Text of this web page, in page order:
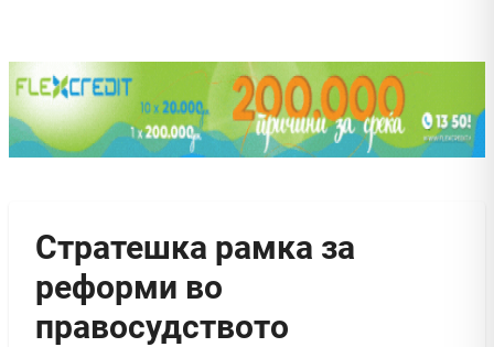
Стратешка рамка за
реформи во
правосудството